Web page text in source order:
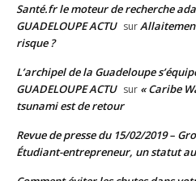
Santé.fr le moteur de recherche
GUADELOUPE ACTU sur
risque ?
L’archipel de la Guadeloupe
GUADELOUPE ACTU sur « Caribe
tsunami est de retour
Revue de presse du 15/02/2019 –
Étudiant-entrepreneur, un statut